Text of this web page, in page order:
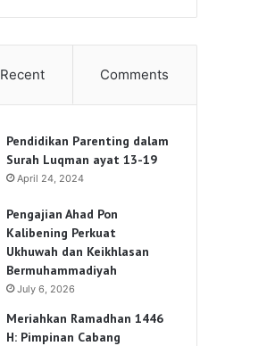
Recent Comments
Pendidikan Parenting dalam
Surah Luqman ayat 13-19
April 24, 2024
Pengajian Ahad Pon
Kalibening Perkuat
Ukhuwah dan Keikhlasan
Bermuhammadiyah
July 6, 2026
Meriahkan Ramadhan 1446
H: Pimpinan Cabang